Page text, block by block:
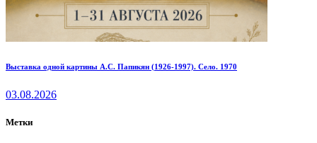
Выставка одной картины А.С. Папикян (1926-1997). Село. 1970
03.08.2026
Метки